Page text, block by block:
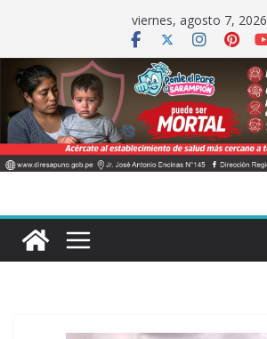
contenido
viernes, agosto 7, 2026